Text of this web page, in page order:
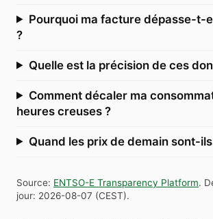
Pourquoi ma facture dépasse-t-
?
Quelle est la précision de ces
Comment décaler ma
heures creuses ?
Quand les prix de demain sont-
Source: ENTSO-E Transparency Platform.
jour: 2026-08-07 (CEST).